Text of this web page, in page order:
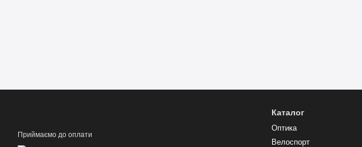
Приймаємо до оплати
Каталог
Оптика
Велоспорт